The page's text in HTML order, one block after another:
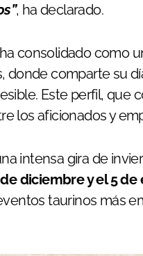
, ha declarado.
consolidado como
donde comparte su
Este perfil, que
los aficionados y
intensa gira de
diciembre y el 5 de
taurinos más